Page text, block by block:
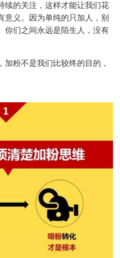
续的关注，这样才能让我们花
意义。因为单纯的只加人，别
你们之间永远是陌生人，没有
粉不是我们比较终的目的，